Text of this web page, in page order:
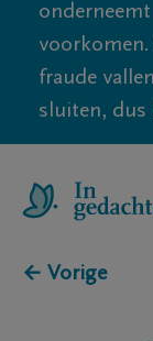
fraude
sluiten, dus
← Vorige